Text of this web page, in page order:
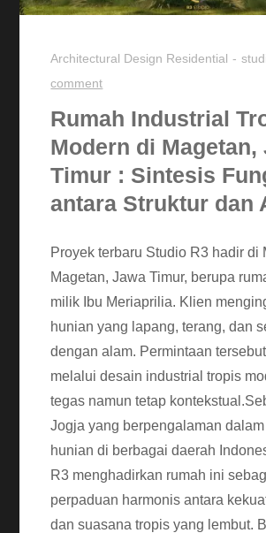
Architectural Design Residential
comment
Rumah Industrial
Modern di Magetan,
Timur : Sintesis
antara Struktur dan
Proyek terbaru Studio R3 hadir di
Magetan, Jawa Timur, berupa
milik Ibu Meriaprilia. Klien
hunian yang lapang, terang, dan
dengan alam. Permintaan
melalui desain industrial tropis
tegas namun tetap
Jogja yang berpengalaman
hunian di berbagai daerah
R3 menghadirkan rumah ini
perpaduan harmonis antara
dan suasana tropis yang lembut.